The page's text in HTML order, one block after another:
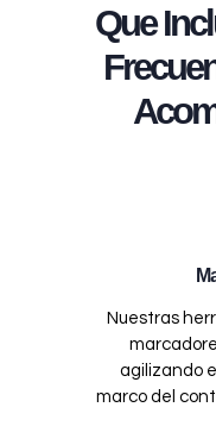
Que
Nuestras
agilizando
marco del